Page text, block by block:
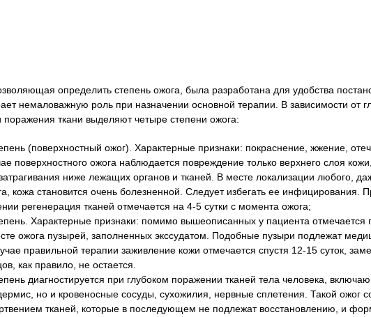
определить степень ожога, была разработана для удобства
немаловажную роль при назначении основной терапии. В зависимости от
поражения ткани выделяют четыре степени ожога:
(поверхностный ожог). Характерные признаки: покраснение, жжение,
поверхностного ожога наблюдается повреждение только верхнего слоя
ниже лежащих органов и тканей. В месте локализации любого,
кожа становится очень болезненной. Следует избегать ее инфицирования.
регенерация тканей отмечается на 4-5 сутки с момента ожога;
Характерные признаки: помимо вышеописанных у пациента отмечается
ожога пузырей, заполненных экссудатом. Подобные пузыри подлежат
правильной терапии заживление кожи отмечается спустя 12-15 суток,
как правило, не остается.
диагностируется при глубоком поражении тканей тела человека,
но и кровеносные сосуды, сухожилия, нервные сплетения. Такой ожог
тканей, которые в последующем не подлежат восстановлению, и